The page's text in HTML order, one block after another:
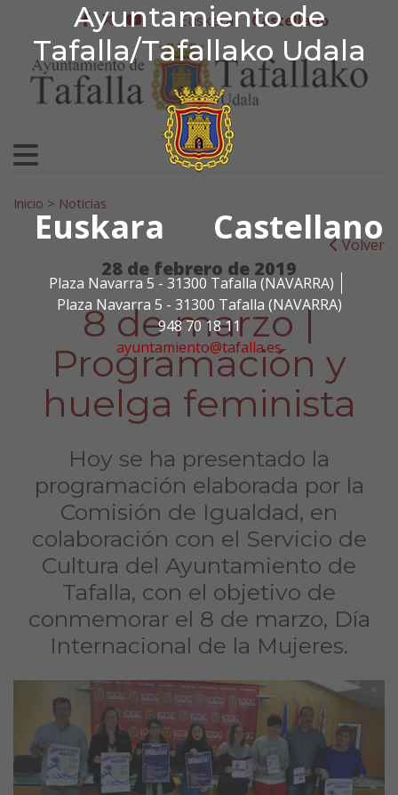
Ayuntamiento de
Tafalla/Tafallako Udala
Euskara Castellano
Plaza Navarra 5 - 31300 Tafalla (NAVARRA)
Plaza Navarra 5 - 31300 Tafalla (NAVARRA)
948 70 18 11
ayuntamiento@tafalla.es
Ir al contenido
Ayuntamiento de
facebook
twitter
youtube
Euskera Castellano
Search for:
Inicio > Noticias
Volver
28 de febrero de 2019
8 de marzo |
Programación y
huelga feminista
Hoy se ha presentado la
programación elaborada por la
Comisión de Igualdad, en
colaboración con el Servicio de
Cultura del Ayuntamiento de
Tafalla, con el objetivo de
conmemorar el 8 de marzo, Día
Internacional de la Mujeres.